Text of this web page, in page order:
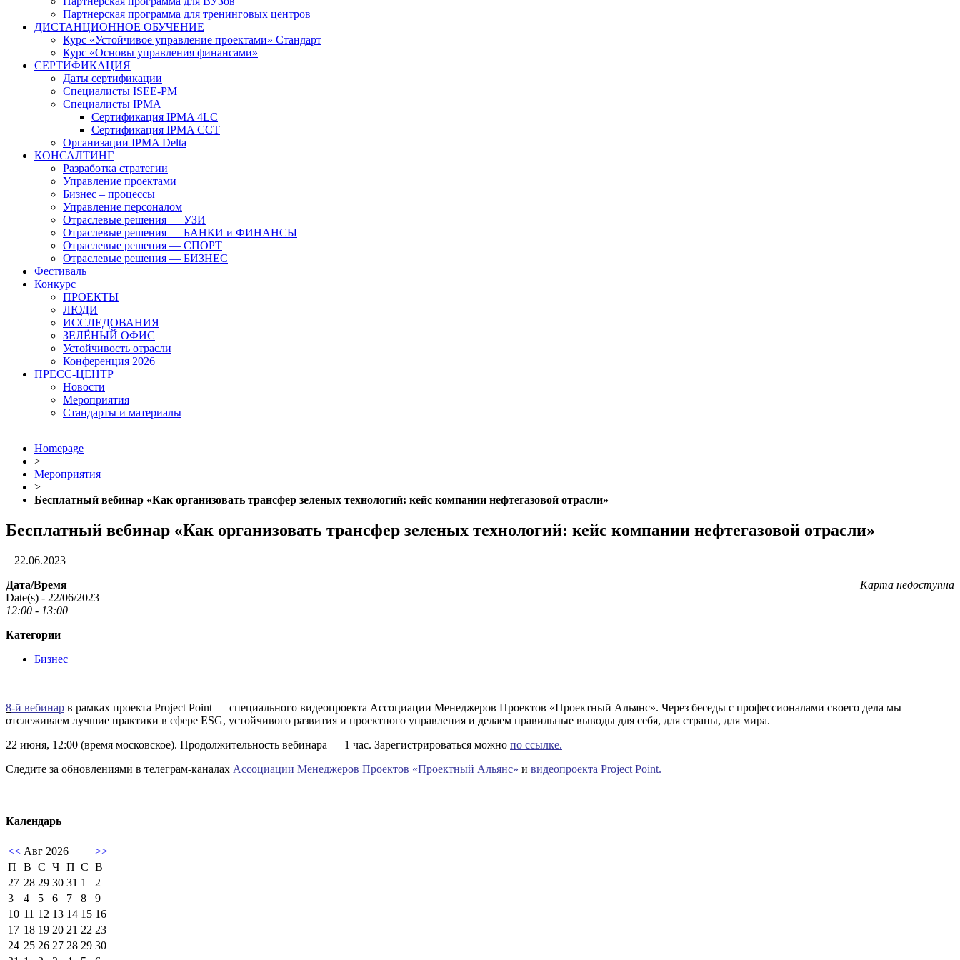
Партнерская программа для тренинговых центров
ДИСТАНЦИОННОЕ ОБУЧЕНИЕ
Курс «Устойчивое управление проектами» Стандарт
Курс «Основы управления финансами»
СЕРТИФИКАЦИЯ
Даты сертификации
Специалисты ISEE-PM
Специалисты IPMA
Сертификация IPMA 4LC
Сертификация IPMA CCT
Организации IPMA Delta
КОНСАЛТИНГ
Разработка стратегии
Управление проектами
Бизнес – процессы
Управление персоналом
Отраслевые решения — УЗИ
Отраслевые решения — БАНКИ и ФИНАНСЫ
Отраслевые решения — СПОРТ
Отраслевые решения — БИЗНЕС
Фестиваль
Конкурс
ПРОЕКТЫ
ЛЮДИ
ИССЛЕДОВАНИЯ
ЗЕЛЁНЫЙ ОФИС
Устойчивость отрасли
Конференция 2026
ПРЕСС-ЦЕНТР
Новости
Мероприятия
Стандарты и материалы
Homepage
>
Мероприятия
>
Бесплатный вебинар «Как организовать трансфер зеленых технологий: кейс компании нефтегазовой отрасли»
Бесплатный вебинар «Как организовать трансфер зеленых технологий: кейс компании нефтегазовой отрасли»
22.06.2023
Карта недоступна
Дата/Время
Date(s) - 22/06/2023
12:00 - 13:00
Категории
Бизнес
8-й вебинар в рамках проекта Project Point — специального видеопроекта Ассоциации Менеджеров Проектов «Проектный Альянс». Через беседы с профессионалами своего дела мы
отслеживаем лучшие практики в сфере ESG, устойчивого развития и проектного управления и делаем правильные выводы для себя, для страны, для мира.
22 июня, 12:00 (время московское). Продолжительность вебинара — 1 час. Зарегистрироваться можно по ссылке.
Следите за обновлениями в телеграм-каналах Ассоциации Менеджеров Проектов «Проектный Альянс» и видеопроекта Project Point.
Календарь
<< Авг 2026
>>
П
В С Ч П С В
27 28 29 30 31 1
2
3
4 5 6 7 8
9
10 11 12 13 14 15 16
17 18 19 20 21 22 23
24 25 26 27 28 29 30